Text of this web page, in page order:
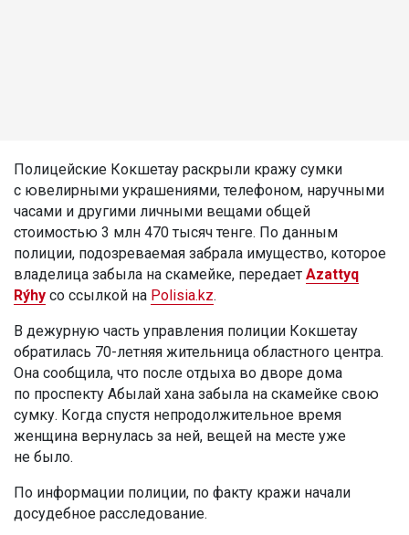
Полицейские Кокшетау раскрыли кражу сумки
с ювелирными украшениями, телефоном, наручными
часами и другими личными вещами общей
стоимостью 3 млн 470 тысяч тенге. По данным
полиции, подозреваемая забрала имущество, которое
владелица забыла на скамейке, передает Azattyq
Rýhy со ссылкой на Polisia.kz.
В дежурную часть управления полиции Кокшетау
обратилась 70-летняя жительница областного центра.
Она сообщила, что после отдыха во дворе дома
по проспекту Абылай хана забыла на скамейке свою
сумку. Когда спустя непродолжительное время
женщина вернулась за ней, вещей на месте уже
не было.
По информации полиции, по факту кражи начали
досудебное расследование.